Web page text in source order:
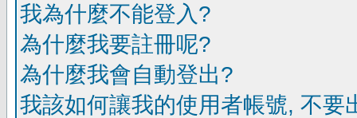
我為什麼不能登入?
為什麼我要註冊呢?
為什麼我會自動登出?
我該如何讓我的使用者帳號, 不要